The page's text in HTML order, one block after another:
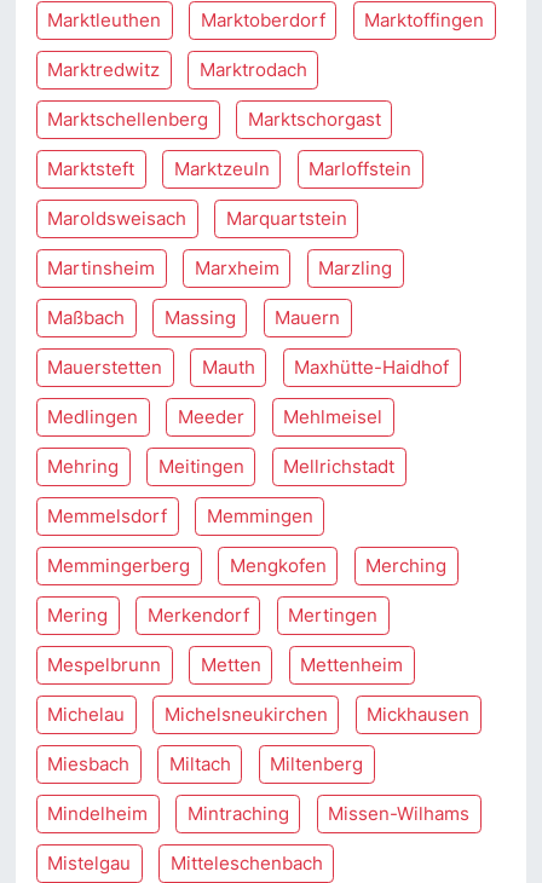
Marktleuthen Marktoberdorf Marktoffingen
Marktredwitz Marktrodach
Marktschellenberg Marktschorgast
Marktsteft Marktzeuln Marloffstein
Maroldsweisach Marquartstein
Martinsheim Marxheim Marzling
Maßbach Massing Mauern
Mauerstetten Mauth Maxhütte-Haidhof
Medlingen Meeder Mehlmeisel
Mehring Meitingen Mellrichstadt
Memmelsdorf Memmingen
Memmingerberg Mengkofen Merching
Mering Merkendorf Mertingen
Mespelbrunn Metten Mettenheim
Michelau Michelsneukirchen Mickhausen
Miesbach Miltach Miltenberg
Mindelheim Mintraching Missen-Wilhams
Mistelgau Mitteleschenbach